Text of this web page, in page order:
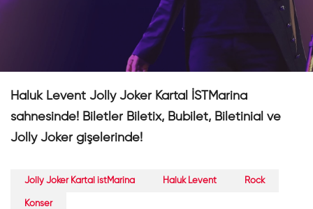
Haluk Levent Jolly Joker Kartal İSTMarina
sahnesinde! Biletler Biletix, Bubilet, Biletinial ve
Jolly Joker gişelerinde!
Jolly Joker Kartal istMarina Haluk Levent Rock
Konser